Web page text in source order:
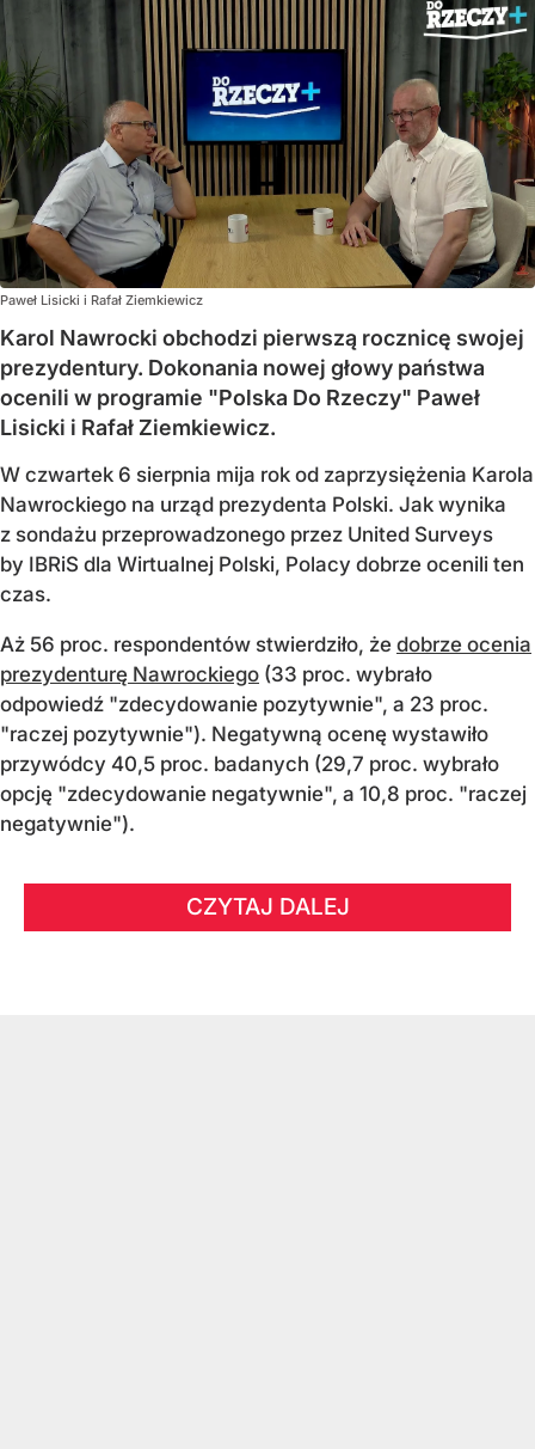
Paweł Lisicki i Rafał Ziemkiewicz
Karol Nawrocki obchodzi pierwszą rocznicę swojej
prezydentury. Dokonania nowej głowy państwa
ocenili w programie "Polska Do Rzeczy" Paweł
Lisicki i Rafał Ziemkiewicz.
W czwartek 6 sierpnia mija rok od zaprzysiężenia Karola
Nawrockiego na urząd prezydenta Polski. Jak wynika
z sondażu przeprowadzonego przez United Surveys
by IBRiS dla Wirtualnej Polski, Polacy dobrze ocenili ten
czas.
Aż 56 proc. respondentów stwierdziło, że dobrze ocenia
prezydenturę Nawrockiego (33 proc. wybrało
odpowiedź "zdecydowanie pozytywnie", a 23 proc.
"raczej pozytywnie"). Negatywną ocenę wystawiło
przywódcy 40,5 proc. badanych (29,7 proc. wybrało
opcję "zdecydowanie negatywnie", a 10,8 proc. "raczej
negatywnie").
CZYTAJ DALEJ